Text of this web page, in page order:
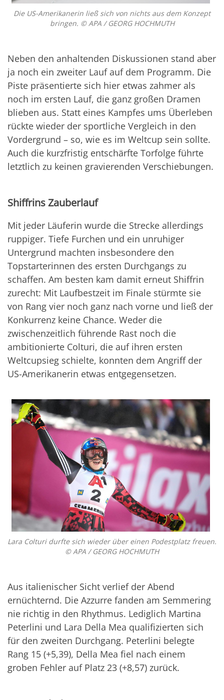
Die US-Amerikanerin ließ sich von nichts aus dem Konzept
bringen. © APA / GEORG HOCHMUTH
Neben den anhaltenden Diskussionen stand aber
ja noch ein zweiter Lauf auf dem Programm. Die
Piste präsentierte sich hier etwas zahmer als
noch im ersten Lauf, die ganz großen Dramen
blieben aus. Statt eines Kampfes ums Überleben
rückte wieder der sportliche Vergleich in den
Vordergrund – so, wie es im Weltcup sein sollte.
Auch die kurzfristig entschärfte Torfolge führte
letztlich zu keinen gravierenden Verschiebungen.
Shiffrins Zauberlauf
Mit jeder Läuferin wurde die Strecke allerdings
ruppiger. Tiefe Furchen und ein unruhiger
Untergrund machten insbesondere den
Topstarterinnen des ersten Durchgangs zu
schaffen. Am besten kam damit erneut Shiffrin
zurecht: Mit Laufbestzeit im Finale stürmte sie
von Rang vier noch ganz nach vorne und ließ der
Konkurrenz keine Chance. Weder die
zwischenzeitlich führende Rast noch die
ambitionierte Colturi, die auf ihren ersten
Weltcupsieg schielte, konnten dem Angriff der
US-Amerikanerin etwas entgegensetzen.
Lara Colturi durfte sich wieder über einen Podestplatz freuen.
© APA / GEORG HOCHMUTH
Aus italienischer Sicht verlief der Abend
ernüchternd. Die Azzurre fanden am Semmering
nie richtig in den Rhythmus. Lediglich Martina
Peterlini und Lara Della Mea qualifizierten sich
für den zweiten Durchgang. Peterlini belegte
Rang 15 (+5,39), Della Mea fiel nach einem
groben Fehler auf Platz 23 (+8,57) zurück.